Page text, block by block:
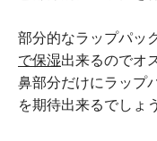
部分的なラップパッ
で保湿出来るのでオ
鼻部分だけにラップ
を期待出来るでしょ